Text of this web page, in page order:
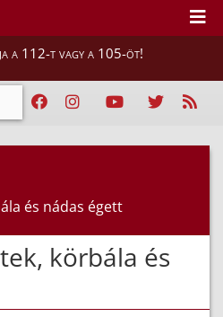
a 112-t vagy a 105-öt!
és nádas égett
körbála és